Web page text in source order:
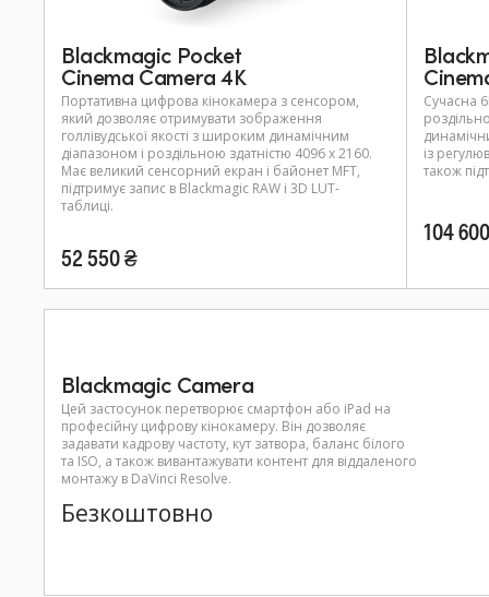
Blackmagic Pocket
Cinema Camera 4K
Портативна цифрова кінокамера з сенсором,
який дозволяє отримувати зображення
голлівудської якості з широким динамічним
діапазоном і роздільною здатністю 4096 х 2160.
Має великий сенсорний екран і байонет MFT,
підтримує запис в Blackmagic RAW і 3D LUT-
таблиці.
52 550 ₴
Сучасна
із
також
104
Blackmagic Camera
Цей застосунок перетворює смартфон або iPad на
професійну цифрову кінокамеру. Він дозволяє
задавати кадрову частоту, кут затвора, баланс білого
та ISO, а також вивантажувати контент для віддаленого
монтажу в DaVinci Resolve.
Безкоштовно